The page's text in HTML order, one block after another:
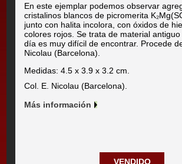
En este ejemplar podemos observar
cristalinos blancos de picromerita
junto con halita incolora, con óxidos de
colores rojos. Se trata de material
día es muy difícil de encontrar. Procede
Nicolau (Barcelona).
Medidas: 4.5 x 3.9 x 3.2 cm.
Col. E. Nicolau (Barcelona).
Más información
VENDIDO